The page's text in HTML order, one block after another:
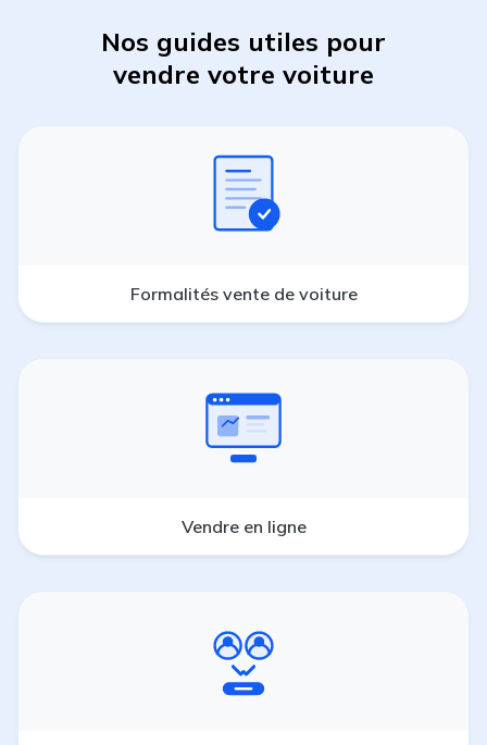
Nos guides utiles pour
vendre votre voiture
Formalités vente de voiture
Vendre en ligne